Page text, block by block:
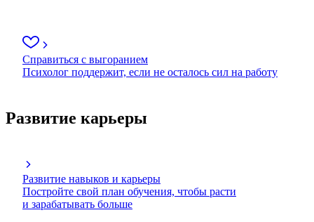
Справиться с выгоранием
Психолог поддержит, если не осталось сил на работу
Развитие карьеры
Развитие навыков и карьеры
Постройте свой план обучения, чтобы расти
и зарабатывать больше